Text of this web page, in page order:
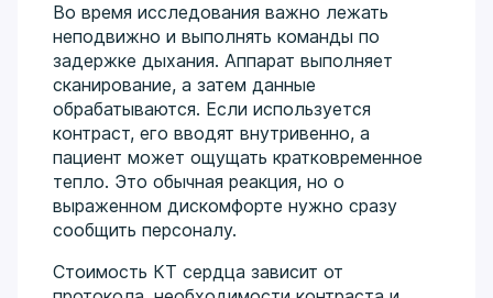
Во время исследования важно лежать
неподвижно и выполнять команды по
задержке дыхания. Аппарат выполняет
сканирование, а затем данные
обрабатываются. Если используется
контраст, его вводят внутривенно, а
пациент может ощущать кратковременное
тепло. Это обычная реакция, но о
выраженном дискомфорте нужно сразу
сообщить персоналу.
Стоимость КТ сердца зависит от